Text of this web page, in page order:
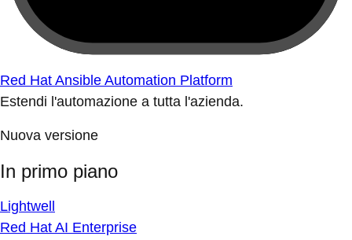
Red Hat Ansible Automation Platform
Estendi l'automazione a tutta l'azienda.
Nuova versione
In primo piano
Lightwell
Red Hat AI Enterprise